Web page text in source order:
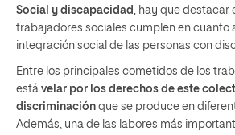
Social y discapacidad
, hay que destacar
trabajadores sociales cumplen en cuanto
integración social de las personas con
Entre los principales cometidos de los
está velar por los derechos de este
discriminación que se produce en
Además, una de las labores más